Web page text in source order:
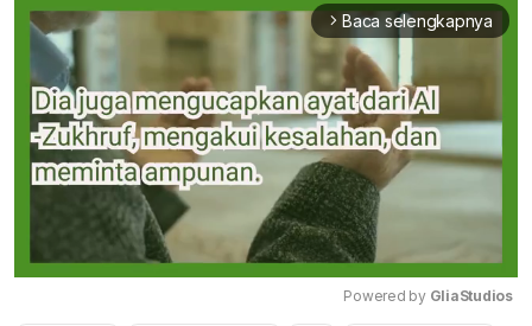
arrow_forward_ios Baca selengkapnya
Powered by GliaStudios